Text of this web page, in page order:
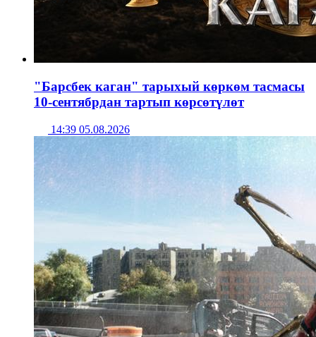
"Барсбек каган" тарыхый көркөм тасмасы
10-сентябрдан тартып көрсөтүлөт
14:39 05.08.2026